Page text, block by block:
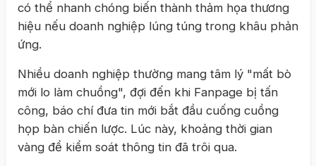
có thể nhanh chóng biến thành thảm họa thương
hiệu nếu doanh nghiệp lúng túng trong khâu phản
ứng.
Nhiều doanh nghiệp thường mang tâm lý "mất bò
mới lo làm chuồng", đợi đến khi Fanpage bị tấn
công, báo chí đưa tin mới bắt đầu cuống cuồng
họp bàn chiến lược. Lúc này, khoảng thời gian
vàng để kiểm soát thông tin đã trôi qua.